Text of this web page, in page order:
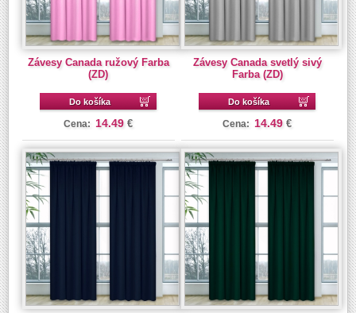
Závesy Canada ružový Farba
(ZD)
Do košíka
Cena: 14.49 €
Závesy Canada svetlý sivý
Farba (ZD)
Do košíka
Cena: 14.49 €